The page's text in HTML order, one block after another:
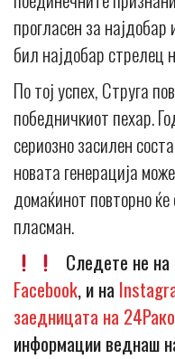
прогласен за
бил најдобар стрелец
По тој успех, Струга
победничкиот пехар.
сериозно засилен
новата генерација
домаќинот повторно
пласман.
Следете не
Facebook, и на
заедницата на
информации веднаш